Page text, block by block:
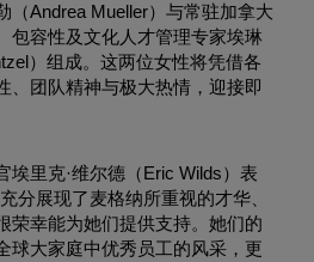
（Andrea Mueller）与常驻加拿大
包容性及文化人才管理专家埃琳
）组成。这两位女性将凭借各
、团队精神与极大热情，迎接即
埃里克·维尔德（Eric Wilds）表
分展现了麦格纳所重视的才华、
荣幸能为她们提供支持。她们的
球大家庭中优秀员工的风采，更